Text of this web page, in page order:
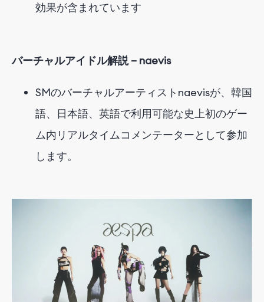
効果が含まれています
バーチャルアイドル解説 – naevis
SMのバーチャルアーティストnaevisが、韓国
語、日本語、英語で利用可能な史上初のゲー
ム内リアルタイムコメンテーターとして参加
します。